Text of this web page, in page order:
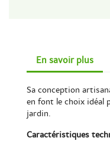
En savoir plus
Sa conception
en font le choix idéal
jardin.
Caractéristiques